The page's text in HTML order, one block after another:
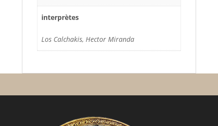
interprètes
Los Calchakis, Hector Miranda